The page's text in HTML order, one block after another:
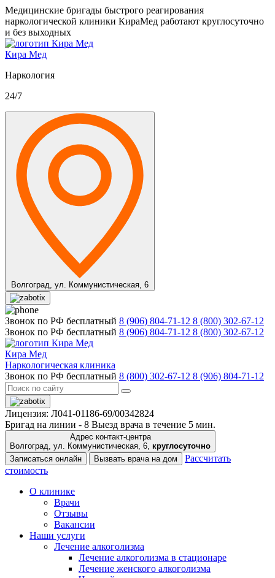
Медицинские бригады быстрого реагирования
наркологической клиники КираМед работают круглосуточно
и без выходных
Кира Мед
Наркология
24/7
Волгоград, ул. Коммунистическая, 6
Звонок по РФ бесплатный 8 (906) 804-71-12 8 (800) 302-67-12
Звонок по РФ бесплатный 8 (906) 804-71-12 8 (800) 302-67-12
Кира Мед
Наркологическая клиника
Звонок по РФ бесплатный 8 (800) 302-67-12 8 (906) 804-71-12
Лицензия: Л041-01186-69/00342824
Бригад на линии - 8 Выезд врача в течение 5 мин.
Адрес контакт-центра
Волгоград, ул. Коммунистическая, 6, круглосуточно
Записаться онлайн
Вызвать врача на дом
Рассчитать
стоимость
О клинике
Врачи
Отзывы
Вакансии
Наши услуги
Лечение алкоголизма
Лечение алкоголизма в стационаре
Лечение женского алкоголизма